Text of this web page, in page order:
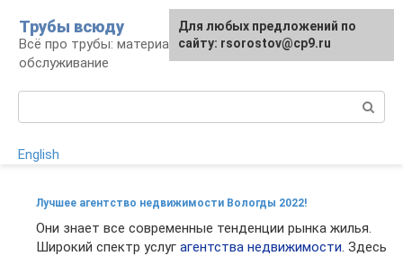
контенту
Трубы всюду
Всё про трубы: материалы, монтаж и
обслуживание
English
Лучшее агентство недвижимости Вологды 2022!
Они знает все современные тенденции рынка жилья.
Широкий спектр услуг агентства недвижимости. Здесь
Для любых предложений по
сайту: rsorostov@cp9.ru